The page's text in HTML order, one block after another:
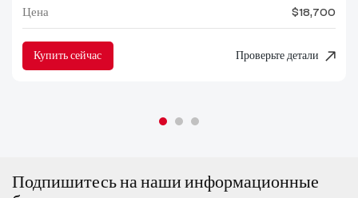
Цена $18,700
Купить сейчас Проверьте детали
Подпишитесь на наши информационные